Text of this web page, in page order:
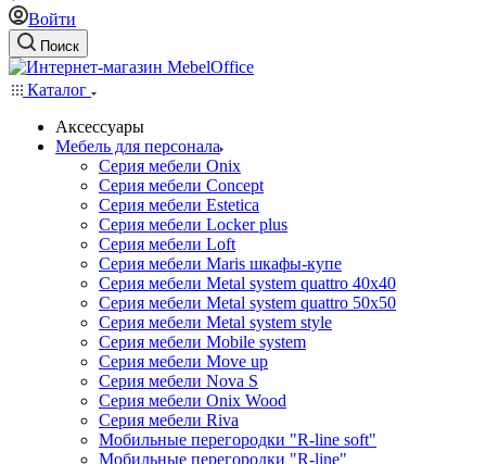
Войти
Поиск
Каталог
Аксессуары
Мебель для персонала
Серия мебели Onix
Серия мебели Concept
Серия мебели Estetica
Серия мебели Locker plus
Серия мебели Loft
Серия мебели Maris шкафы-купе
Серия мебели Metal system quattro 40x40
Серия мебели Metal system quattro 50x50
Серия мебели Metal system style
Серия мебели Mobile system
Серия мебели Move up
Серия мебели Nova S
Серия мебели Onix Wood
Серия мебели Riva
Мобильные перегородки "R-line soft"
Мобильные перегородки "R-line"